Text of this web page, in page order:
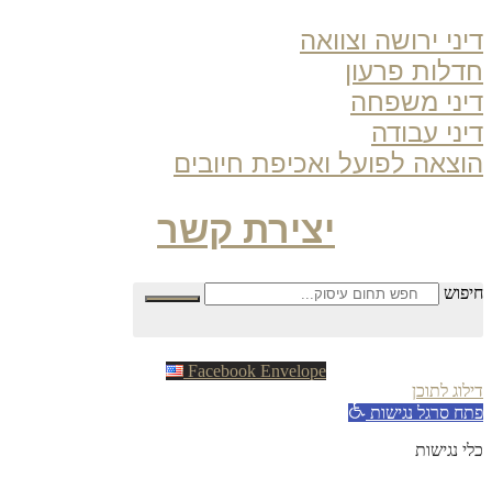
ירושה וצוואה
פרעון
משפחה
עבודה
לפועל ואכיפת חיובים
יצירת קשר
Facebook Envelope
לתוכן
סרגל נגישות
נגישות